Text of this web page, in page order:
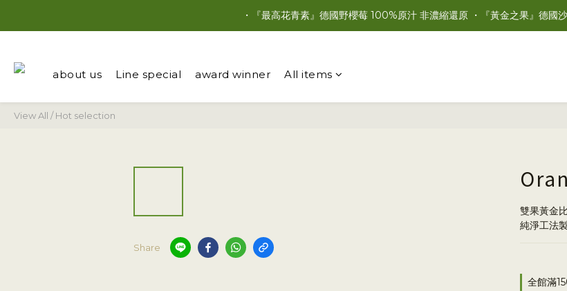
・『最高花青素』德國野櫻莓 100%原汁 非濃縮還原 ・『黃金之果』德國
about us Line special award winner All items
View All /Hot selection
Share
雙果黃金
純淨工法
全館滿